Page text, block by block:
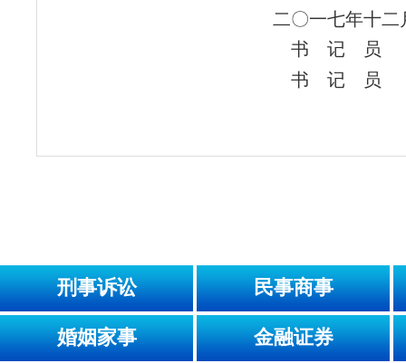
二〇一七年十二
书 记 员
书 记 员
刑事诉讼 民事商事
婚姻家事 金融证券